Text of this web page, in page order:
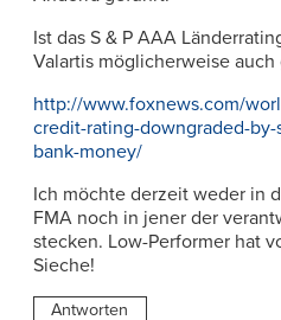
Ist das S & P AAA
Valartis möglicherweise auch
http://www.foxnews.com/
credit-rating-downgraded-
bank-money/
Ich möchte derzeit weder in
FMA noch in jener der
stecken. Low-Performer hat
Sieche!
Antworten